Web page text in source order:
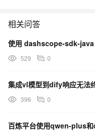
相关问答
529 0
集成vl模型到dify响应无法
396 0
百炼平台使用qwen-plus